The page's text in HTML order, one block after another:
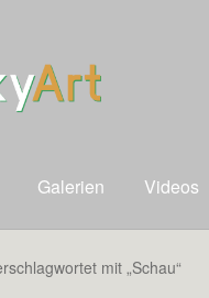
Galerien Videos
mit „Schau“